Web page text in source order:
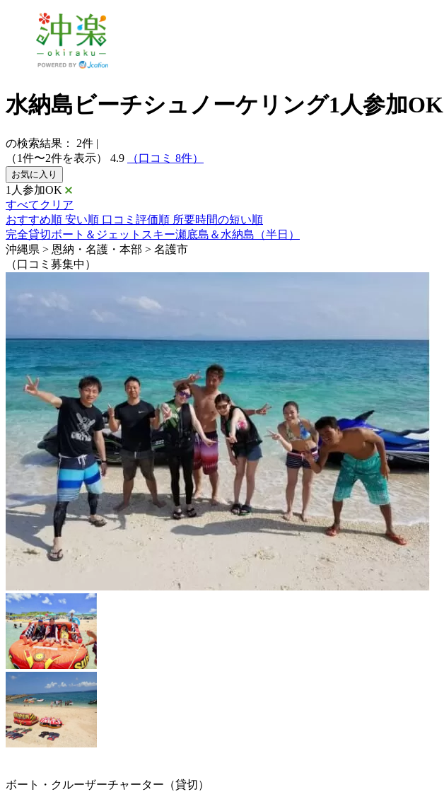
水納島ビーチシュノーケリング1人参加OK
の検索結果： 2件 |
（1件〜2件を表示）
4.9 （口コミ 8件）
お気に入り
1人参加OK
すべてクリア
おすすめ順 安い順 口コミ評価順 所要時間の短い順
完全貸切ボート＆ジェットスキー瀬底島＆水納島（半日）
沖縄県 > 恩納・名護・本部 > 名護市
（口コミ募集中）
ボート・クルーザーチャーター（貸切）